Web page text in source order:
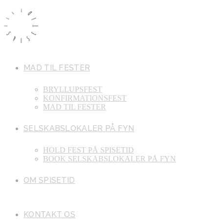
to
content
MAD TIL FESTER
BRYLLUPSFEST
KONFIRMATIONSFEST
MAD TIL FESTER
SELSKABSLOKALER PÅ FYN
HOLD FEST PÅ SPISETID
BOOK SELSKABSLOKALER PÅ FYN
OM SPISETID
KONTAKT OS